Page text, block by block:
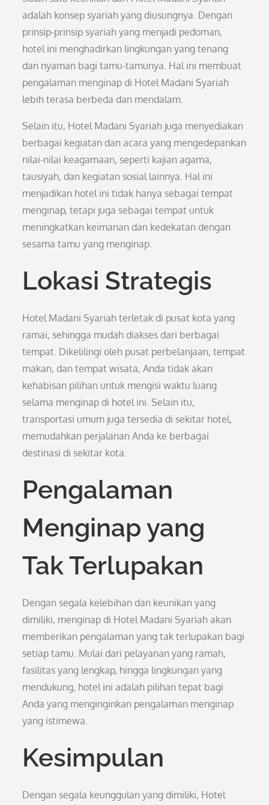
adalah konsep syariah yang diusungnya. Dengan
prinsip-prinsip syariah yang menjadi pedoman,
hotel ini menghadirkan lingkungan yang tenang
dan nyaman bagi tamu-tamunya. Hal ini membuat
pengalaman menginap di Hotel Madani Syariah
lebih terasa berbeda dan mendalam.
Selain itu, Hotel Madani Syariah juga menyediakan
berbagai kegiatan dan acara yang mengedepankan
nilai-nilai keagamaan, seperti kajian agama,
tausiyah, dan kegiatan sosial lainnya. Hal ini
menjadikan hotel ini tidak hanya sebagai tempat
menginap, tetapi juga sebagai tempat untuk
meningkatkan keimanan dan kedekatan dengan
sesama tamu yang menginap.
Lokasi Strategis
Hotel Madani Syariah terletak di pusat kota yang
ramai, sehingga mudah diakses dari berbagai
tempat. Dikelilingi oleh pusat perbelanjaan, tempat
makan, dan tempat wisata, Anda tidak akan
kehabisan pilihan untuk mengisi waktu luang
selama menginap di hotel ini. Selain itu,
transportasi umum juga tersedia di sekitar hotel,
memudahkan perjalanan Anda ke berbagai
destinasi di sekitar kota.
Pengalaman
Menginap yang
Tak Terlupakan
Dengan segala kelebihan dan keunikan yang
dimiliki, menginap di Hotel Madani Syariah akan
memberikan pengalaman yang tak terlupakan bagi
setiap tamu. Mulai dari pelayanan yang ramah,
fasilitas yang lengkap, hingga lingkungan yang
mendukung, hotel ini adalah pilihan tepat bagi
Anda yang menginginkan pengalaman menginap
yang istimewa.
Kesimpulan
Dengan segala keunggulan yang dimiliki, Hotel